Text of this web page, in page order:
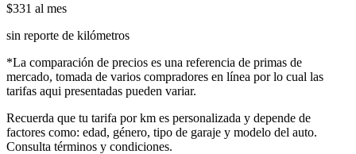
$331 al mes
sin reporte de kilómetros
*La comparación de precios es una referencia de primas de
mercado, tomada de varios compradores en línea por lo cual las
tarifas aqui presentadas pueden variar.
Recuerda que tu tarifa por km es personalizada y depende de
factores como: edad, género, tipo de garaje y modelo del auto.
Consulta términos y condiciones.